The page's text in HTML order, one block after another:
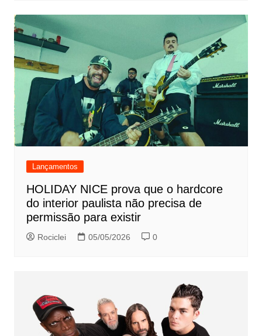
Lançamentos
HOLIDAY NICE prova que o hardcore
do interior paulista não precisa de
permissão para existir
Rociclei 05/05/2026 0